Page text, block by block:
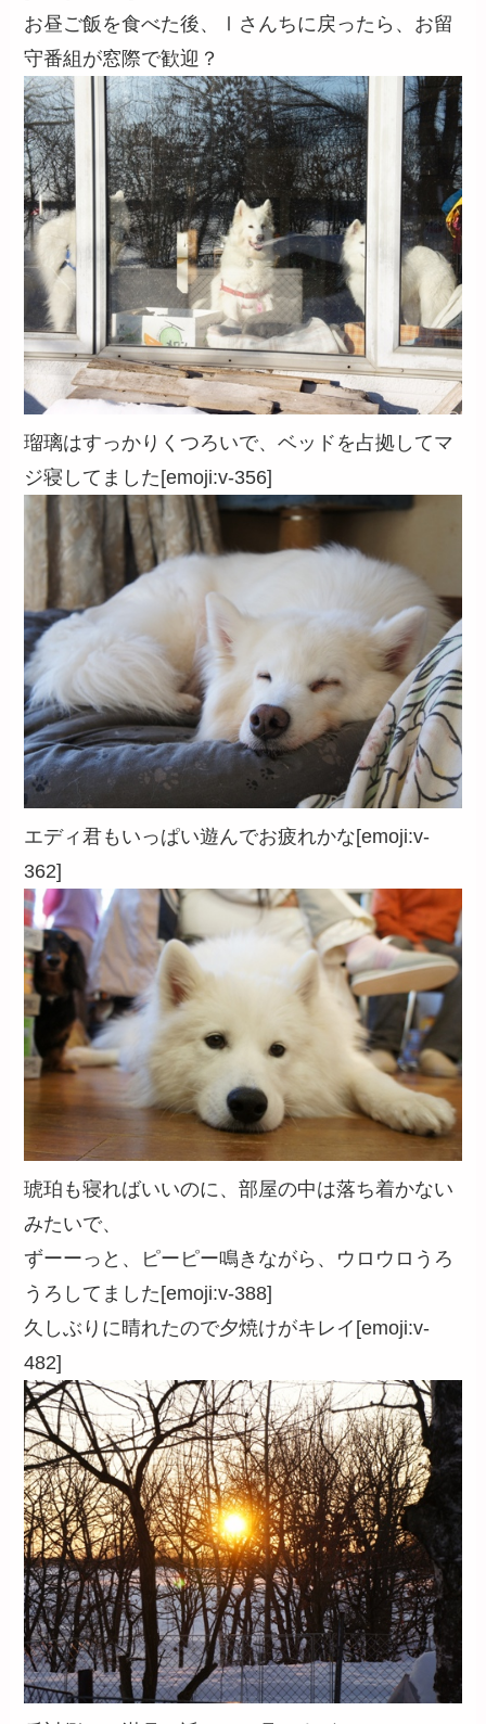
お昼ご飯を食べた後、Ⅰさんちに戻ったら、お留
守番組が窓際で歓迎？
瑠璃はすっかりくつろいで、ベッドを占拠してマ
ジ寝してました[emoji:v-356]
エディ君もいっぱい遊んでお疲れかな[emoji:v-
362]
琥珀も寝ればいいのに、部屋の中は落ち着かない
みたいで、
ずーーっと、ピーピー鳴きながら、ウロウロうろ
うろしてました[emoji:v-388]
久しぶりに晴れたので夕焼けがキレイ[emoji:v-
482]